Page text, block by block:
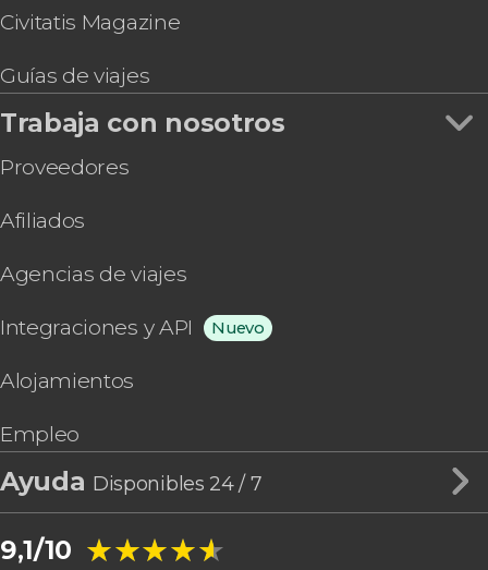
Civitatis Magazine
Guías de viajes
Trabaja con nosotros
Proveedores
Afiliados
Agencias de viajes
Integraciones y API Nuevo
Alojamientos
Empleo
Ayuda Disponibles 24 / 7
9,1/10 ★★★★★
★★★★★